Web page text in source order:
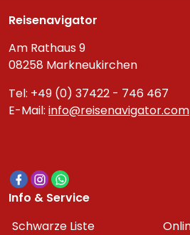
Reisenavigator
Am Rathaus 9
08258 Markneukirchen
Tel: +49 (0) 37422 - 746 467
E-Mail: info@reisenavigator.com
Info & Service
Schwarze Liste